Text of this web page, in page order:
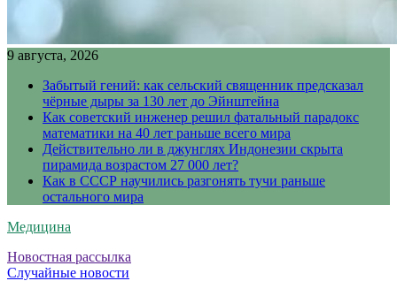
9 августа, 2026
Забытый гений: как сельский священник предсказал
чёрные дыры за 130 лет до Эйнштейна
Как советский инженер решил фатальный парадокс
математики на 40 лет раньше всего мира
Действительно ли в джунглях Индонезии скрыта
пирамида возрастом 27 000 лет?
Как в СССР научились разгонять тучи раньше
остального мира
Медицина
Новостная рассылка
Случайные новости